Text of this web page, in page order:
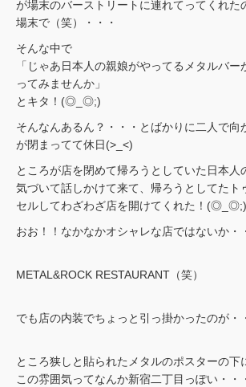
が場末のバーストリートに連れてってくれた
場末で（笑）・・・
そんな中で
「じゃあ日本人の親娘がやってるメタルバ
ってみませんか」
とキタ！(◎_◎;)
そんなんあるん？・・・とばかりに二人で向
が閉まってて休日(>_<)
ところが店を閉めて帰ろうとしていた日本人
気づいて話しかけて来て、帰ろうとしてたト
セルしてわざわざ店を開けてくれた！(◎_◎;)
おお！！なかなかオシャレな店ではないか・
METAL&ROCK RESTAURANT（笑）
でも店の内装でちょっと引っ掛かったのが・
ところ狭しと貼られたメタルのポスターの下
この雰囲気ってなんか新宿二丁目っぽい・・